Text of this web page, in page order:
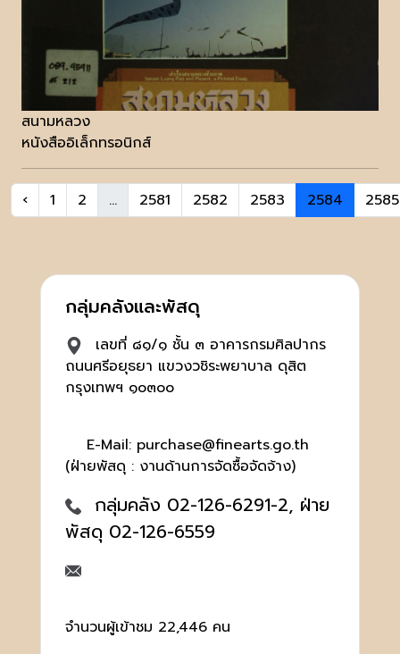
สนามหลวง
หนังสืออิเล็กทรอนิกส์
‹ 1 2 ... 2581 2582 2583 2584 2585
กลุ่มคลังและพัสดุ
เลขที่ ๘๑/๑ ชั้น ๓ อาคารกรมศิลปากร
ถนนศรีอยุธยา แขวงวชิระพยาบาล ดุสิต
กรุงเทพฯ ๑๐๓๐๐
E-Mail: purchase@finearts.go.th
(ฝ่ายพัสดุ : งานด้านการจัดซื้อจัดจ้าง)
กลุ่มคลัง 02-126-6291-2, ฝ่าย
พัสดุ 02-126-6559
จำนวนผู้เข้าชม 22,446 คน